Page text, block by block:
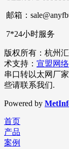
邮箱：
7*24小时服务
版权所有：杭州
术支持： 宣盟网络
串口转以太网厂
些请联系我们.
Powered by
首页
产品
案例